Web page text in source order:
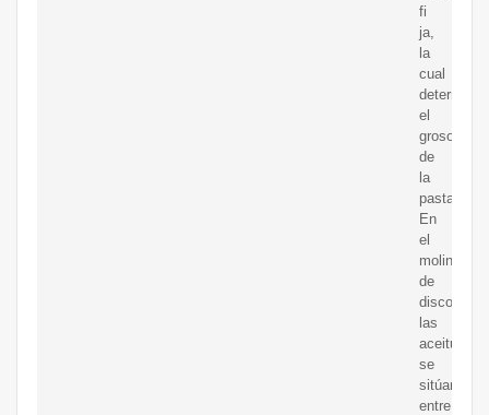
fi
ja,
la
cual
determina
el
grosor
de
la
pasta.
En
el
molino
de
disco,
las
aceitunas
se
sitúan
entre